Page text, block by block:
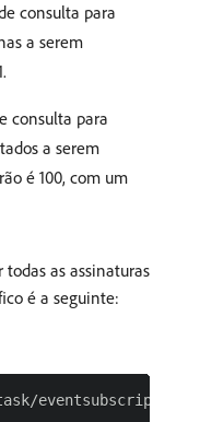
consulta para
a serem
consulta para
a serem
é 100, com um
as assinaturas
é a seguinte: